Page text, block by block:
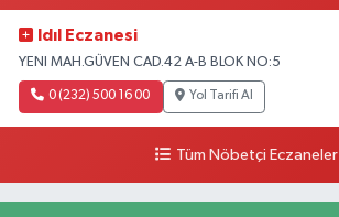
Idıl Eczanesi
YENI MAH.GÜVEN CAD.42 A-B BLOK NO:5
0 (232) 500 16 00 Yol Tarifi Al
Tüm Nöbetçi Eczaneler